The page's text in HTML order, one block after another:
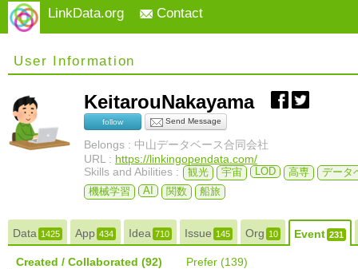
LinkData.org Contact
User Information
KeitarouNakayama
follow Send Message
Belongs : 中山データベース合同会社
URL : https://linkingopendata.com/
Skills and Abilities :
観光 宇宙 LOD 高専
データ
機械学習
AI 関数 船旅
Data 1425 App434 Idea710 Issue 145 Org 10 Event231
Created / Collaborated (92) Prefer (139)